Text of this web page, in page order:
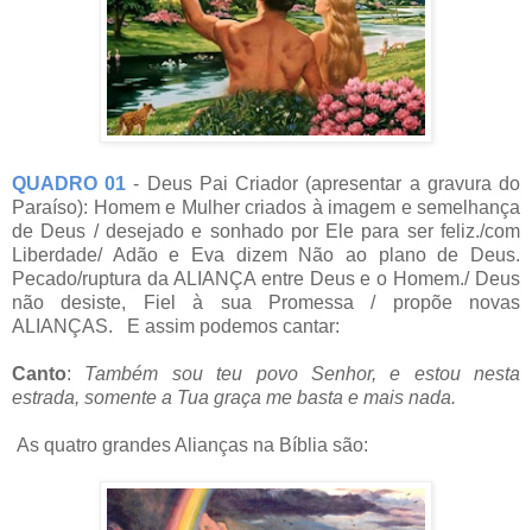
QUADRO 01 - Deus Pai Criador (apresentar a gravura do
Paraíso): Homem e Mulher criados à imagem e semelhança
de Deus / desejado e sonhado por Ele para ser feliz./com
Liberdade/ Adão e Eva dizem Não ao plano de Deus.
Pecado/ruptura da ALIANÇA entre Deus e o Homem./ Deus
não desiste, Fiel à sua Promessa / propõe novas
ALIANÇAS. E assim podemos cantar:
Canto: Também sou teu povo Senhor, e estou nesta
estrada, somente a Tua graça me basta e mais nada.
As quatro grandes Alianças na Bíblia são: